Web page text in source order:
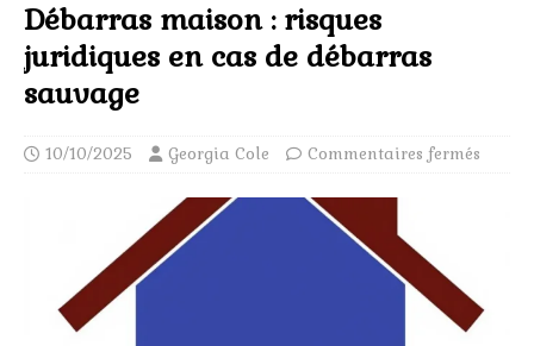
Débarras maison : risques
juridiques en cas de débarras
sauvage
10/10/2025 Georgia Cole Commentaires fermés